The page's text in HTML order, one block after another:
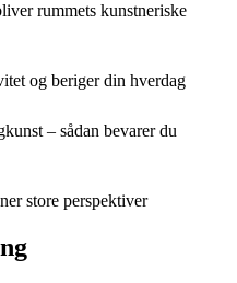
rummets kunstneriske
og beriger din hverdag
– sådan bevarer du
store perspektiver